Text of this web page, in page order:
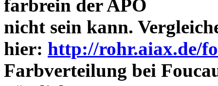
farbrein der APO
nicht sein kann.
hier: http://rohr.aiax.de/
Farbverteilung bei